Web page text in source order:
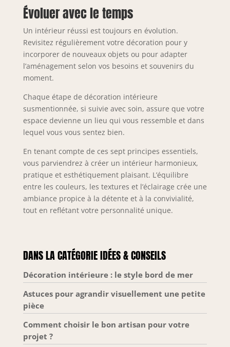
Évoluer avec le temps
Un intérieur réussi est toujours en évolution.
Revisitez régulièrement votre décoration pour y
incorporer de nouveaux objets ou pour adapter
l’aménagement selon vos besoins et souvenirs du
moment.
Chaque étape de décoration intérieure
susmentionnée, si suivie avec soin, assure que votre
espace devienne un lieu qui vous ressemble et dans
lequel vous vous sentez bien.
En tenant compte de ces sept principes essentiels,
vous parviendrez à créer un intérieur harmonieux,
pratique et esthétiquement plaisant. L’équilibre
entre les couleurs, les textures et l’éclairage crée une
ambiance propice à la détente et à la convivialité,
tout en reflétant votre personnalité unique.
DANS LA CATÉGORIE IDÉES & CONSEILS
Décoration intérieure : le style bord de mer
Astuces pour agrandir visuellement une petite
pièce
Comment choisir le bon artisan pour votre
projet ?